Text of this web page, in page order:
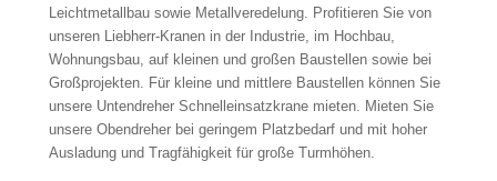
Leichtmetallbau sowie Metallveredelung. Profitieren Sie von
unseren Liebherr-Kranen in der Industrie, im Hochbau,
Wohnungsbau, auf kleinen und großen Baustellen sowie bei
Großprojekten. Für kleine und mittlere Baustellen können Sie
unsere Untendreher Schnelleinsatzkrane mieten. Mieten Sie
unsere Obendreher bei geringem Platzbedarf und mit hoher
Ausladung und Tragfähigkeit für große Turmhöhen.